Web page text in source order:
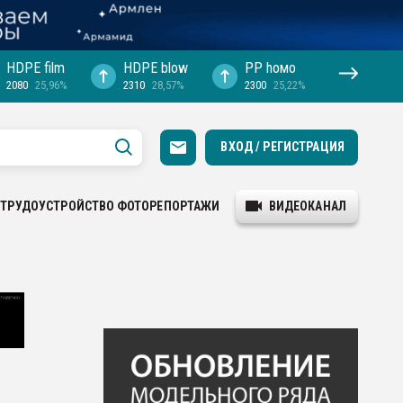
HDPE film
2080 25,96%
HDPE blow
2310 28,57%
PP hомо
2300 25,22%
ВХОД / РЕГИСТРАЦИЯ
ТРУДОУСТРОЙСТВО ФОТОРЕПОРТАЖИ ВИДЕОКАНАЛ